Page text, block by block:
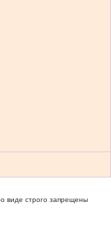
виде строго запрещены